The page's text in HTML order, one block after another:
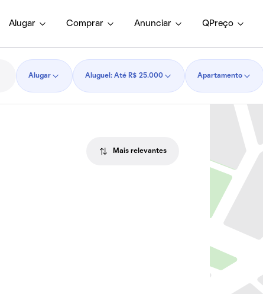
Alugar Comprar Anunciar QPreço
Alugar Aluguel: Até R$ 25.000 Apartamento
Mais relevantes